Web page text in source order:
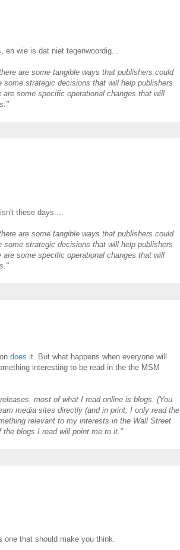
wie is dat niet tegenwoordig...
are some tangible ways that publishers could
strategic decisions that will help publishers
some specific operational changes that will
these days....
are some tangible ways that publishers could
strategic decisions that will help publishers
some specific operational changes that will
does it. But what happens when everyone will
interesting to be read in the the MSM
most of what I read online is blogs. (You
media sites directly (and in print, I only read the
relevant to my interests in the Wall Street
blogs I read will point me to it."
one that should make you think.